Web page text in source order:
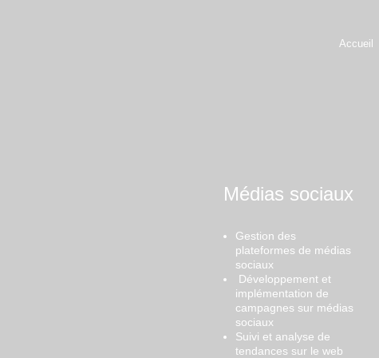
Accueil
Médias sociaux
Gestion des
plateformes de médias
sociaux
Développement et
implémentation de
campagnes sur médias
sociaux
Suivi et analyse de
tendances sur le web